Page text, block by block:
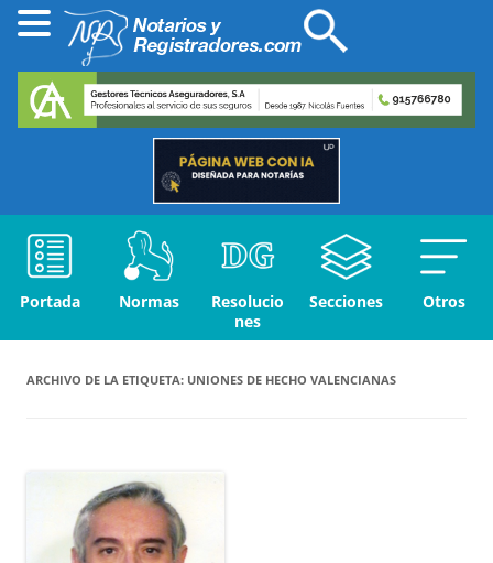
Portada Normas
Resolucio
nes
Secciones Otros
ARCHIVO DE LA ETIQUETA: UNIONES DE HECHO VALENCIANAS